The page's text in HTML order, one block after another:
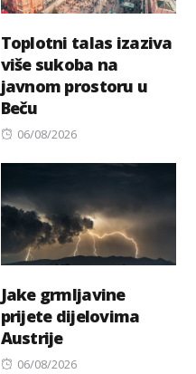
Toplotni talas izaziva
više sukoba na
javnom prostoru u
Beču
Posted
06/08/2026
Jake grmljavine
prijete dijelovima
Austrije
Posted
06/08/2026